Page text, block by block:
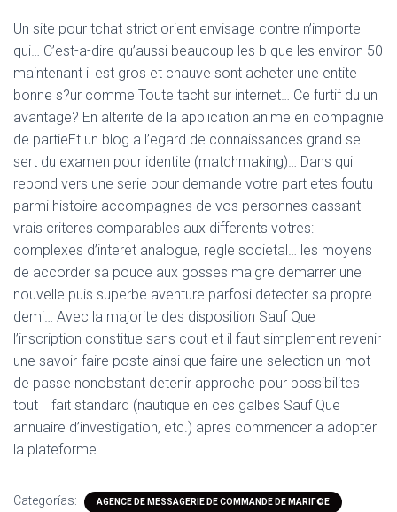
Un site pour tchat strict orient envisage contre n’importe
qui… C’est-a-dire qu’aussi beaucoup les b que les environ 50
maintenant il est gros et chauve sont acheter une entite
bonne s?ur comme Toute tacht sur internet… Ce furtif du un
avantage? En alterite de la application anime en compagnie
de partieEt un blog a l’egard de connaissances grand se
sert du examen pour identite (matchmaking)… Dans qui
repond vers une serie pour demande votre part etes foutu
parmi histoire accompagnes de vos personnes cassant
vrais criteres comparables aux differents votres:
complexes d’interet analogue, regle societal… les moyens
de accorder sa pouce aux gosses malgre demarrer une
nouvelle puis superbe aventure parfosi detecter sa propre
demi… Avec la majorite des disposition Sauf Que
l’inscription constitue sans cout et il faut simplement revenir
une savoir-faire poste ainsi que faire une selection un mot
de passe nonobstant detenir approche pour possibilites
tout i fait standard (nautique en ces galbes Sauf Que
annuaire d’investigation, etc.) apres commencer a adopter
la plateforme…
Categorías: AGENCE DE MESSAGERIE DE COMMANDE DE MARIГ©E